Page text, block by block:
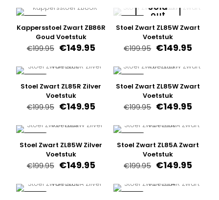
was: is:
€149.95.
was:
€199.95.
is:
Kappersstoel Zwart ZB86R
Goud Voetstuk
€199.95 Oorspronkelijke
was:
€149.95Huidige
is:
€149.95.
Sold
out
Stoel Zwart ZL85W Zwart
Voetstuk
€199.95
was:
€149.95
is:
Stoel Zwart ZL85R Zilver
Voetstuk
€199.95 Oorspronkelijke
was:
€149.95Huidige
is:
€149.95.
Stoel Zwart ZL85W Zwart
Voetstuk
€199.95
was:
€149.95
is:
Stoel Zwart ZL85W Zilver
Voetstuk
€199.95 Oorspronkelijke
was:
€149.95Huidige
is:
€149.95.
Stoel Zwart ZL85A Zwart
Voetstuk
€199.95
was:
€149.95
is: